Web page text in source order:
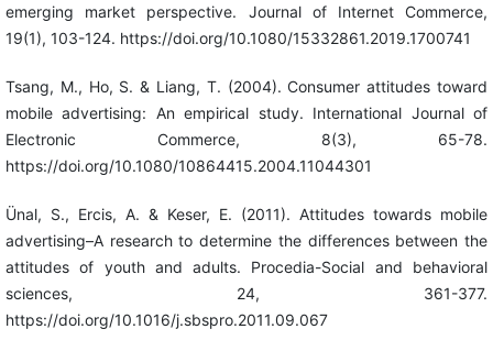
emerging market perspective. Journal of Internet Commerce,
19(1), 103-124. https://doi.org/10.1080/15332861.2019.1700741
Tsang, M., Ho, S. & Liang, T. (2004). Consumer attitudes toward
mobile advertising: An empirical study. International Journal of
Electronic Commerce, 8(3), 65-78.
https://doi.org/10.1080/10864415.2004.11044301
Ünal, S., Ercis, A. & Keser, E. (2011). Attitudes towards mobile
advertising–A research to determine the differences between the
attitudes of youth and adults. Procedia-Social and behavioral
sciences, 24, 361-377.
https://doi.org/10.1016/j.sbspro.2011.09.067